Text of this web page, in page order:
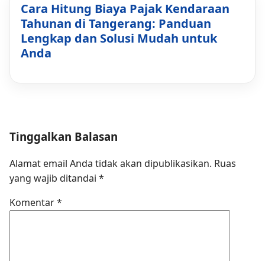
Cara Hitung Biaya Pajak Kendaraan
Tahunan di Tangerang: Panduan
Lengkap dan Solusi Mudah untuk
Anda
Tinggalkan Balasan
Alamat email Anda tidak akan dipublikasikan. Ruas
yang wajib ditandai *
Komentar*